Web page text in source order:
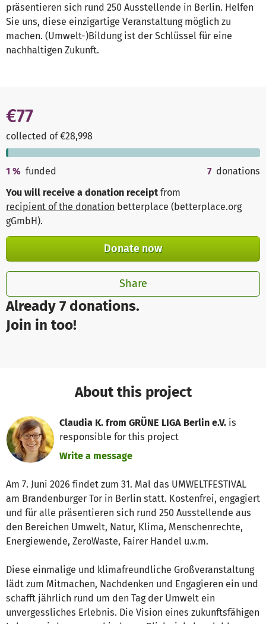
präsentieren sich rund 250 Ausstellende in Berlin. Helfen
Sie uns, diese einzigartige Veranstaltung möglich zu
machen. (Umwelt-)Bildung ist der Schlüssel für eine
nachhaltigen Zukunft.
Already 7 donations.
Join in too!
€77
collected of €28,998
1 % funded 7 donations
You will receive a donation receipt from
recipient of the donation betterplace (betterplace.org
gGmbH).
Donate now
Share
About this project
Claudia K. from GRÜNE LIGA Berlin e.V. is
responsible for this project
Write a message
Am 7. Juni 2026 findet zum 31. Mal das UMWELTFESTIVAL
am Brandenburger Tor in Berlin statt. Kostenfrei, engagiert
und für alle präsentieren sich rund 250 Ausstellende aus
den Bereichen Umwelt, Natur, Klima, Menschenrechte,
Energiewende, ZeroWaste, Fairer Handel u.v.m.
Diese einmalige und klimafreundliche Großveranstaltung
lädt zum Mitmachen, Nachdenken und Engagieren ein und
schafft jährlich rund um den Tag der Umwelt ein
unvergessliches Erlebnis. Die Vision eines zukunftsfähigen